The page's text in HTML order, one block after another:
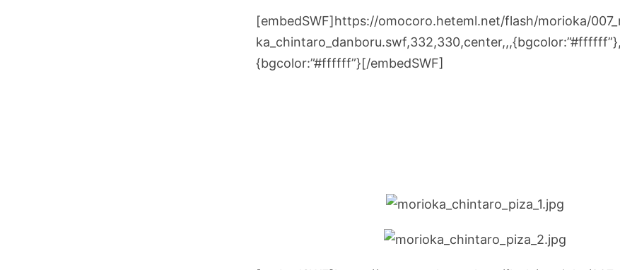
[embedSWF]https://omocoro.heteml.net/flash/morioka/
ka_chintaro_danboru.swf,332,330,center,,,{bgcolor:”#ffffff”},
{bgcolor:”#ffffff”}[/embedSWF]